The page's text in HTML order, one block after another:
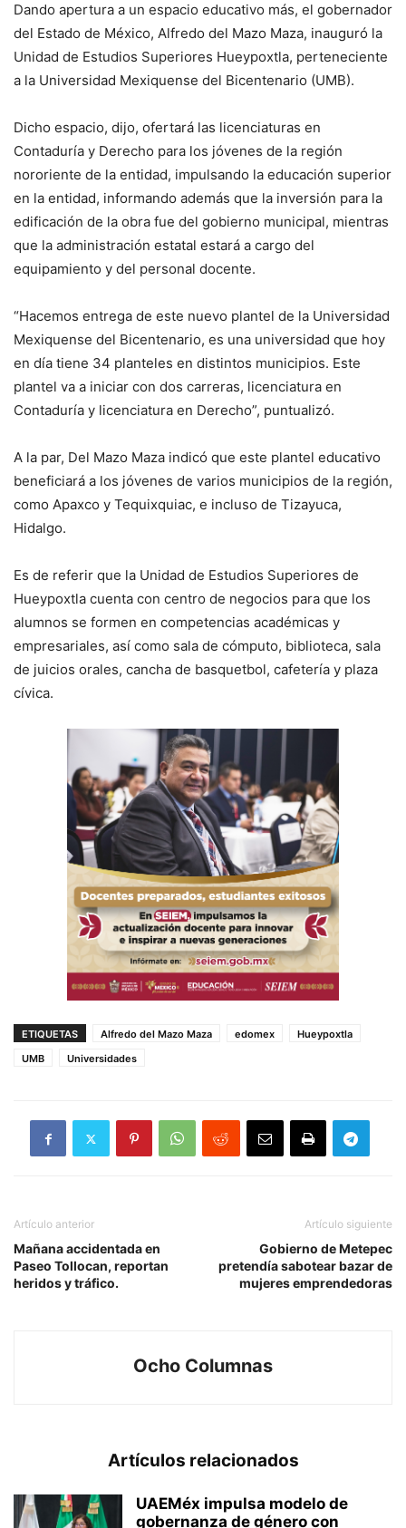
Dando apertura a un espacio educativo más, el gobernador
del Estado de México, Alfredo del Mazo Maza, inauguró la
Unidad de Estudios Superiores Hueypoxtla, perteneciente
a la Universidad Mexiquense del Bicentenario (UMB).
Dicho espacio, dijo, ofertará las licenciaturas en
Contaduría y Derecho para los jóvenes de la región
nororiente de la entidad, impulsando la educación superior
en la entidad, informando además que la inversión para la
edificación de la obra fue del gobierno municipal, mientras
que la administración estatal estará a cargo del
equipamiento y del personal docente.
“Hacemos entrega de este nuevo plantel de la Universidad
Mexiquense del Bicentenario, es una universidad que hoy
en día tiene 34 planteles en distintos municipios. Este
plantel va a iniciar con dos carreras, licenciatura en
Contaduría y licenciatura en Derecho”, puntualizó.
A la par, Del Mazo Maza indicó que este plantel educativo
beneficiará a los jóvenes de varios municipios de la región,
como Apaxco y Tequixquiac, e incluso de Tizayuca,
Hidalgo.
Es de referir que la Unidad de Estudios Superiores de
Hueypoxtla cuenta con centro de negocios para que los
alumnos se formen en competencias académicas y
empresariales, así como sala de cómputo, biblioteca, sala
de juicios orales, cancha de basquetbol, cafetería y plaza
cívica.
ETIQUETAS Alfredo del Mazo Maza edomex
Hueypoxtla
UMB
Universidades
Artículo anterior
Mañana accidentada en
Paseo Tollocan, reportan
heridos y tráfico.
Artículo siguiente
Gobierno de Metepec
pretendía sabotear bazar de
mujeres emprendedoras
Ocho Columnas
Artículos relacionados
UAEMéx impulsa modelo de
gobernanza de género con